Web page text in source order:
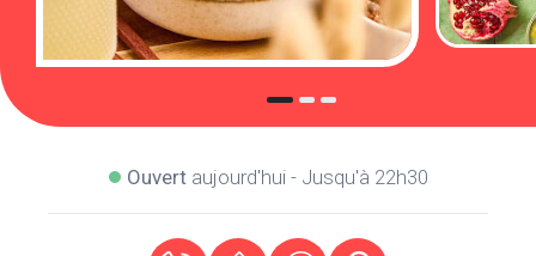
Ouvertaujourd'hui - Jusqu'à 22h30